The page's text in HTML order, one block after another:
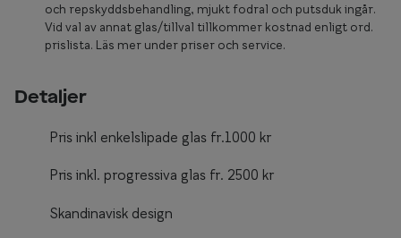
och repskyddsbehandling, mjukt fodral och putsduk ingår.
Vid val av annat glas/tillval tillkommer kostnad enligt ord.
prislista. Läs mer under priser och service.
Detaljer
Pris inkl enkelslipade glas fr.1000 kr
Pris inkl. progressiva glas fr. 2500 kr
Skandinavisk design